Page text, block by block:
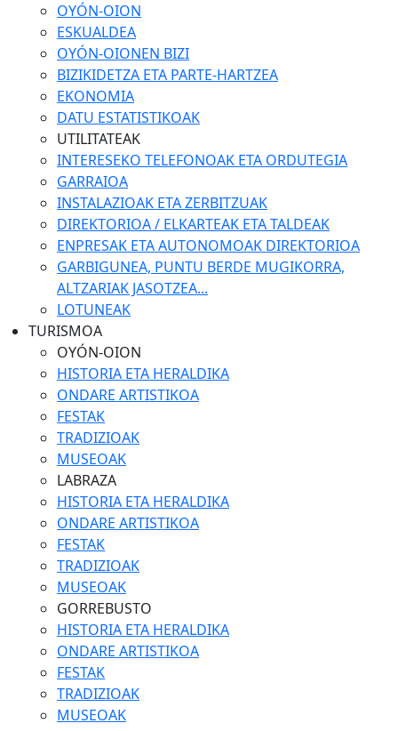
OYÓN-OION
ESKUALDEA
OYÓN-OIONEN BIZI
BIZIKIDETZA ETA PARTE-HARTZEA
EKONOMIA
DATU ESTATISTIKOAK
UTILITATEAK
INTERESEKO TELEFONOAK ETA ORDUTEGIA
GARRAIOA
INSTALAZIOAK ETA ZERBITZUAK
DIREKTORIOA / ELKARTEAK ETA TALDEAK
ENPRESAK ETA AUTONOMOAK DIREKTORIOA
GARBIGUNEA, PUNTU BERDE MUGIKORRA,
ALTZARIAK JASOTZEA...
LOTUNEAK
TURISMOA
OYÓN-OION
HISTORIA ETA HERALDIKA
ONDARE ARTISTIKOA
FESTAK
TRADIZIOAK
MUSEOAK
LABRAZA
HISTORIA ETA HERALDIKA
ONDARE ARTISTIKOA
FESTAK
TRADIZIOAK
MUSEOAK
GORREBUSTO
HISTORIA ETA HERALDIKA
ONDARE ARTISTIKOA
FESTAK
TRADIZIOAK
MUSEOAK